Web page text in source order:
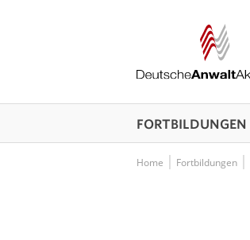
FORTBILDUNGEN
Home Fortbildungen